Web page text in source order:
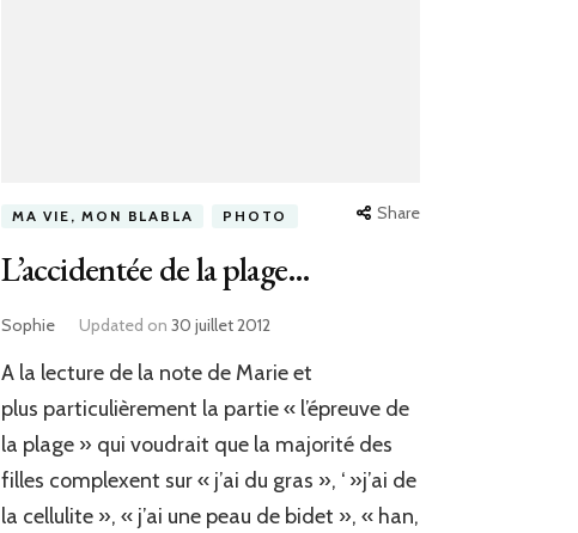
MA VIE, MON BLABLA PHOTO Share
L’accidentée de la plage…
Sophie Updated on 30 juillet 2012
A la lecture de la note de Marie et
plus particulièrement la partie « l’épreuve de
la plage » qui voudrait que la majorité des
filles complexent sur « j’ai du gras », ‘ »j’ai de
la cellulite », « j’ai une peau de bidet », « han,